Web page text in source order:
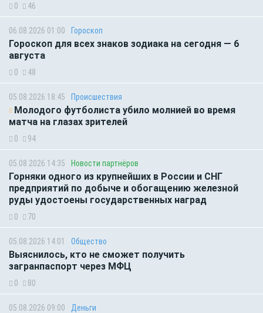
0 46
06.08.2026 01:00 Гороскоп
Гороскоп для всех знаков зодиака на сегодня — 6
августа
0 48
05.08.2026 18:45 Происшествия
Молодого футболиста убило молнией во время
матча на глазах зрителей
0 94
05.08.2026 14:35 Новости партнёров
Горняки одного из крупнейших в России и СНГ
предприятий по добыче и обогащению железной
руды удостоены государственных наград
0 70
05.08.2026 14:01 Общество
Выяснилось, кто не сможет получить
загранпаспорт через МФЦ
0 80
05.08.2026 09:00 Деньги